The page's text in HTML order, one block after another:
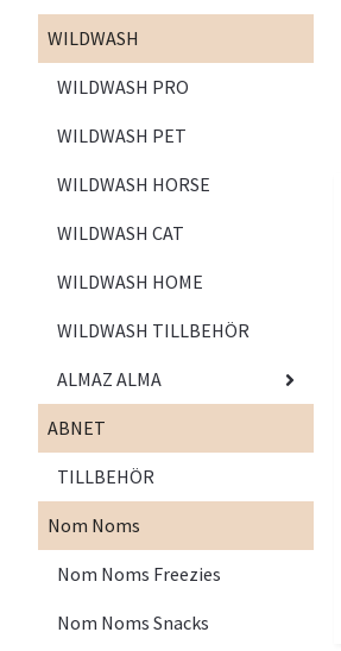
WILDWASH
WILDWASH PRO
WILDWASH PET
WILDWASH HORSE
WILDWASH CAT
WILDWASH HOME
WILDWASH TILLBEHÖR
ALMAZ ALMA
ABNET
TILLBEHÖR
Nom Noms
Nom Noms Freezies
Nom Noms Snacks